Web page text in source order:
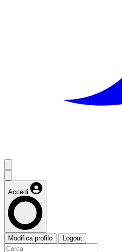
Accedi
Modifica profilo Logout